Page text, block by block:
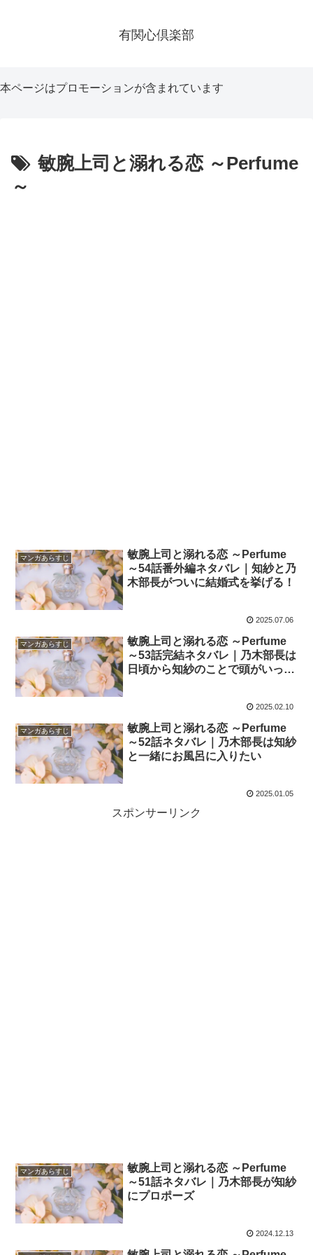
有関心倶楽部
本ページはプロモーションが含まれています
敏腕上司と溺れる恋 ～Perfume
～
マンガあらすじ
敏腕上司と溺れる恋 ～Perfume
～54話番外編ネタバレ｜知紗と乃
木部長がついに結婚式を挙げる！
2025.07.06
マンガあらすじ
敏腕上司と溺れる恋 ～Perfume
～53話完結ネタバレ｜乃木部長は
日頃から知紗のことで頭がいっぱ
2025.02.10
マンガあらすじ
敏腕上司と溺れる恋 ～Perfume
～52話ネタバレ｜乃木部長は知紗
と一緒にお風呂に入りたい
2025.01.05
スポンサーリンク
マンガあらすじ
敏腕上司と溺れる恋 ～Perfume
～51話ネタバレ｜乃木部長が知紗
にプロポーズ
2024.12.13